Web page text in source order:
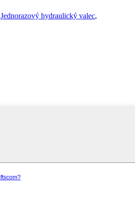
Jednorazový hydraulický valec,